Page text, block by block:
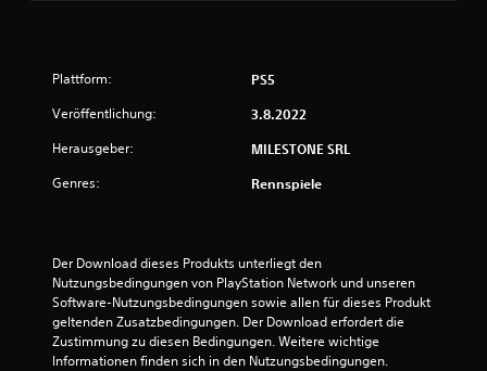
n
5
Plattform: PS5
Veröffentlichung: 3.8.2022
Herausgeber: MILESTONE SRL
Genres: Rennspiele
Der Download dieses Produkts unterliegt den
Nutzungsbedingungen von PlayStation Network und unseren
Software-Nutzungsbedingungen sowie allen für dieses Produkt
geltenden Zusatzbedingungen. Der Download erfordert die
Zustimmung zu diesen Bedingungen. Weitere wichtige
Informationen finden sich in den Nutzungsbedingungen.